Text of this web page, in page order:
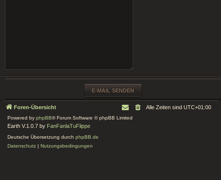
Foren-Übersicht Alle Zeiten sind UTC+01:00
Powered by phpBB® Forum Software © phpBB Limited
Earth V.1.0.7 by FanFanlaTuFlippe
Deutsche Übersetzung durch phpBB.de
Datenschutz | Nutzungsbedingungen